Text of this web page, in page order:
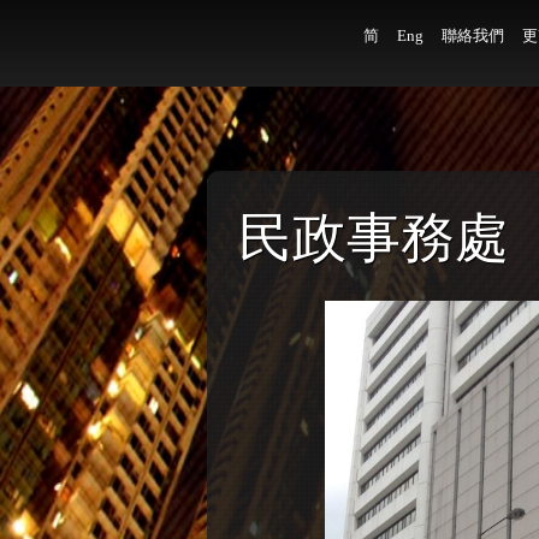
简 Eng 聯絡我們
民政事務處